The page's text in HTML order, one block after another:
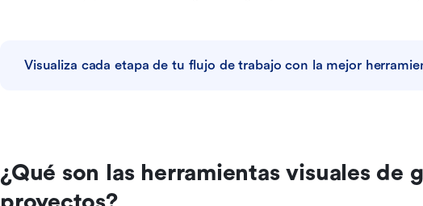
Visualiza cada etapa de tu flujo de trabajo con la mejor
¿Qué son las herramientas visuales de